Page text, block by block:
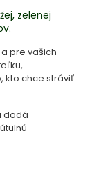
zelenej
pre vašich
kto chce stráviť
dodá